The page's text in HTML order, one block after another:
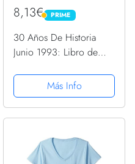
8,13€ PRIME
PRIME
30 Años De Historia
Junio 1993: Libro de
páginas de
felicitaciones, idea de
regalo, regalo Para la
Más Info